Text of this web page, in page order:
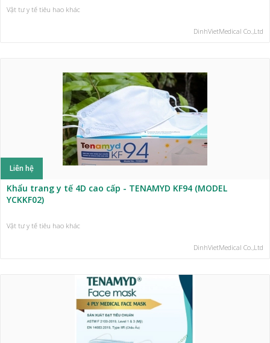
Vật tư y tế tiêu hao khác
DinhVietMedical Co.,Ltd
Liên hệ
Khẩu trang y tế 4D cao cấp - TENAMYD KF94 (MODEL
YCKKF02)
Vật tư y tế tiêu hao khác
DinhVietMedical Co.,Ltd